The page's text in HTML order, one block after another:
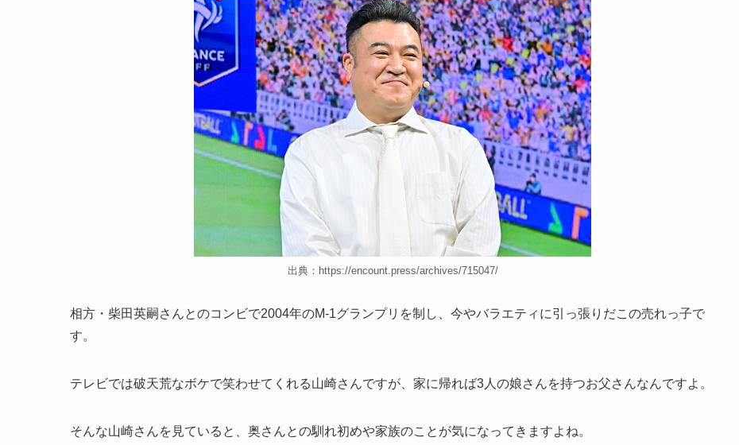
出典：https://encount.press/archives/715047/
相方・柴田英嗣さんとのコンビで2004年のM-1グランプリを制し、今やバラエティに引っ張りだこの売れっ子で
す。
テレビでは破天荒なボケで笑わせてくれる山崎さんですが、家に帰れば3人の娘さんを持つお父さんなんですよ。
そんな山崎さんを見ていると、奥さんとの馴れ初めや家族のことが気になってきますよね。